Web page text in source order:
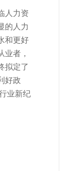
人力资
的人力
和更好
业者，
拟定了
好政
业新纪